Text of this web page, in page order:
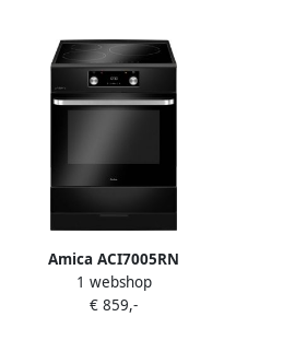
Amica ACI7005RN
Inductiefornuis 3 zones
Airfry 11 kookfuncties
1 webshop
€ 859,-